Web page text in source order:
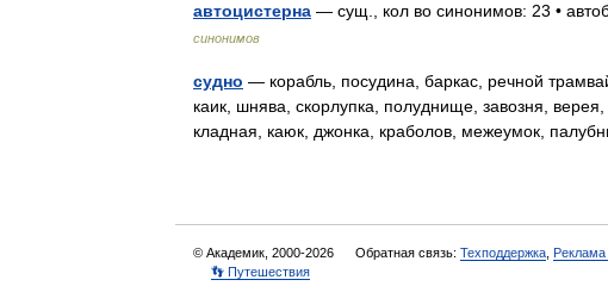
автоцистерна — сущ., кол во синонимов: 23 •
синонимов
судно — корабль, посудина, баркас, речной
каик, шнява, скорлупка, полуднище, завозня,
кладная, каюк, джонка, краболов, межеумок,
© Академик, 2000-2026 Обратная связь: Техподдержка Реклама
👣 Путешествия